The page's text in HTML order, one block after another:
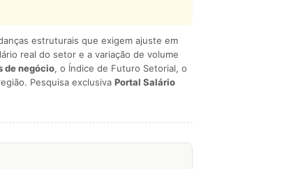
estruturais que exigem ajuste em
real do setor e a variação de volume
de negócio, o Índice de Futuro Setorial, o
Pesquisa exclusiva Portal Salário